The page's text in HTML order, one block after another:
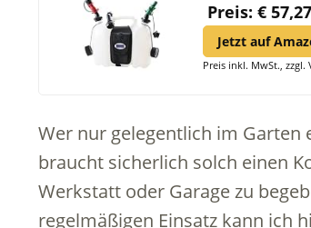
Preis: € 57,27
Jetzt auf
Preis inkl. MwSt., zzgl.
Wer nur gelegentlich im Garten
braucht sicherlich solch einen
Werkstatt oder Garage zu
regelmäßigen Einsatz kann ich